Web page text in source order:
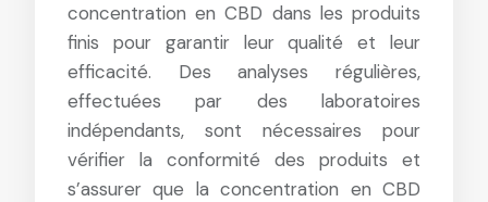
concentration en CBD dans les produits
finis pour garantir leur qualité et leur
efficacité. Des analyses régulières,
effectuées par des laboratoires
indépendants, sont nécessaires pour
vérifier la conformité des produits et
s’assurer que la concentration en CBD